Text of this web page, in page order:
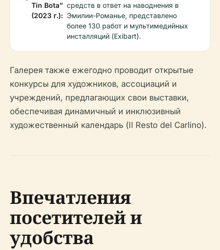
Tin Bota”
(2023 г.):
средств в ответ на наводнения в
Эмилии-Романье, представлено
более 130 работ и мультимедийных
инсталляций (Exibart).
Галерея также ежегодно проводит открытые
конкурсы для художников, ассоциаций и
учреждений, предлагающих свои выставки,
обеспечивая динамичный и инклюзивный
художественный календарь (Il Resto del Carlino).
Впечатления
посетителей и
удобства